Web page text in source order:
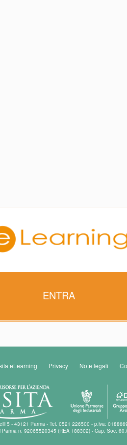
ENTRA
eLearning Privacy Note legali
5 - 43121 Parma - Tel. 0521 226500 - p.iva:
Parma n. 92065520345 (REA 188302) - Cap. Soc.